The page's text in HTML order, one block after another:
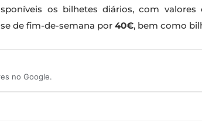
os bilhetes diários, com
de fim-de-semana por 40€, bem como
no Google.